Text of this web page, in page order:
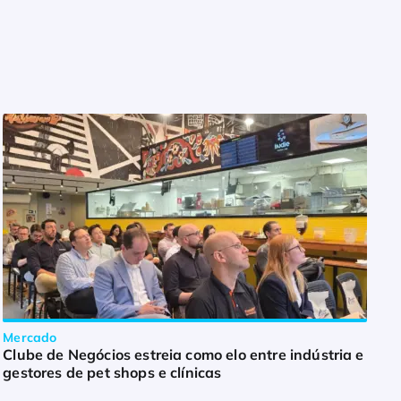
Mercado
Clube de Negócios estreia como elo entre indústria e
gestores de pet shops e clínicas